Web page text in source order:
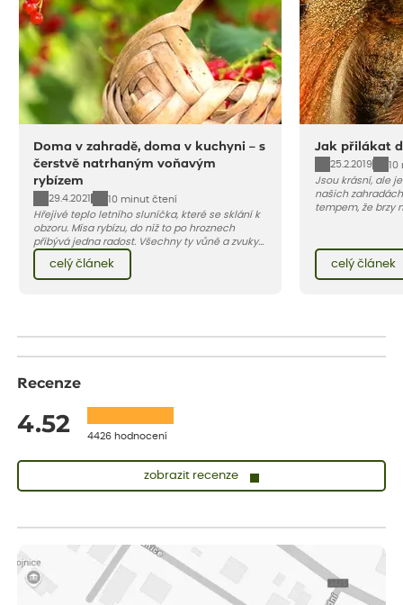
Doma v zahradě, doma v kuchyni – s
čerstvě natrhaným voňavým
rybízem
29.4.2021
10 minut čtení
Hřejivé teplo letního sluníčka, které se sklání k
obzoru. Mísa rybízu, do níž to po hroznech
přibývá jedna radost. Všechny ty vůně a zvuky
červencové zahrady. Sklizeň rybízu do kuchyně
vnese neuvěřitelný klid a radost. A taky trochu
bezstarostnosti dětství při mlsání babiččina
celý článek
Jak přilákat
25.2.2019
10
Jsou krásní, ale
našich
tempem, že brzy
celý článek
Recenze
4.52 4426 hodnocení
zobrazit recenze
Vše přišlo velice rychle krásně zabalené. Rostlinky po přesazení
velice dobře prospívají
Jarda